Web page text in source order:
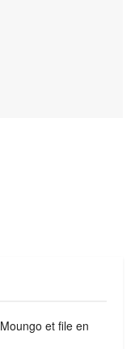
et file en